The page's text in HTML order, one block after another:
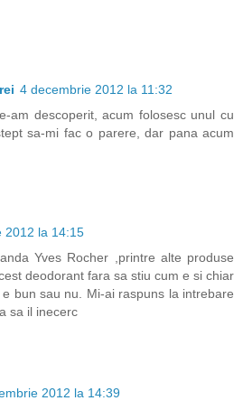
4 decembrie 2012 la 11:32
am descoperit, acum folosesc unul cu
sa-mi fac o parere, dar pana acum
2012 la 14:15
Yves Rocher ,printre alte produse
deodorant fara sa stiu cum e si chiar
bun sau nu. Mi-ai raspuns la intrebare
sa il inecerc
2012 la 14:39